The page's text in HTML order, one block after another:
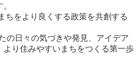
ちをより良くする政策を共創する
の日々の気づきや発見、アイデア
より住みやすいまちをつくる第一歩